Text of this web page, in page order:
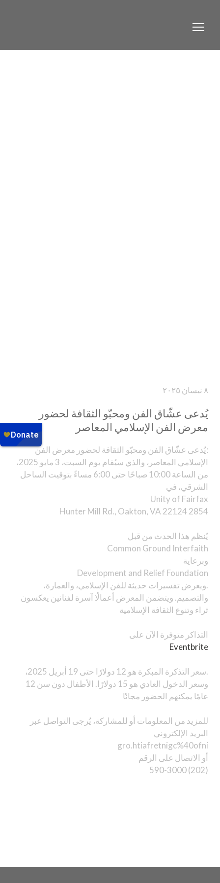
٨ نيسان ٢٠٢٥
يُدعى عشّاق الفن ومحبّو الثقافة لحضور
معرض الفن الإسلامي المعاصر
:يُدعى عشّاق الفن ومحبّو الثقافة لحضور معرض الفن
الإسلامي المعاصر، والذي سيُقام يوم السبت، 3 مايو 2025،
من الساعة 10:00 صباحًا حتى 6:00 مساءً بتوقيت الساحل
الشرقي، في
Unity of Fairfax
2854 Hunter Mill Rd., Oakton, VA 22124
يُنظم هذا الحدث من قبل
Common Ground Interfaith
وبرعاية
Development and Relief Foundation
.ويعرض تفسيرات حديثة للفن الإسلامي، والعمارة،
والتصميم. ويتضمن المعرض أعمالًا آسرة لفنانين يعكسون
ثراء وتنوع الثقافة الإسلامية
التذاكر متوفرة الآن على
Eventbrite
.سعر التذكرة المبكرة هو 12 دولارًا حتى 19 أبريل 2025،
وسعر الدخول العادي هو 15 دولارًا. الأطفال دون سن 12
عامًا يمكنهم الحضور مجانًا
للمزيد من المعلومات أو للمشاركة، يُرجى التواصل عبر
البريد الإلكتروني
gro.htiafretnigc%40ofni
أو الاتصال على الرقم
(202) 590-3000